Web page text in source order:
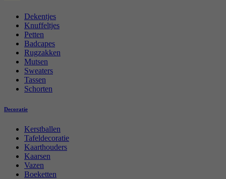
Dekentjes
Knuffeltjes
Petten
Badcapes
Rugzakken
Mutsen
Sweaters
Tassen
Schorten
Decoratie
Kerstballen
Tafeldecoratie
Kaarthouders
Kaarsen
Vazen
Boeketten